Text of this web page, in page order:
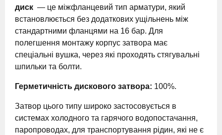
диск — це міжфланцевий тип арматури, який
встановлюється без додаткових ущільнень між
стандартними фланцями на 16 бар. Для
полегшення монтажу корпус затвора має
спеціальні вушка, через які проходять стягувальні
шпильки та болти.
Герметичність дискового затвора: 100%.
Затвор цього типу широко застосовується в
системах холодного та гарячого водопостачання,
паропроводах, для транспортування рідин, які не є